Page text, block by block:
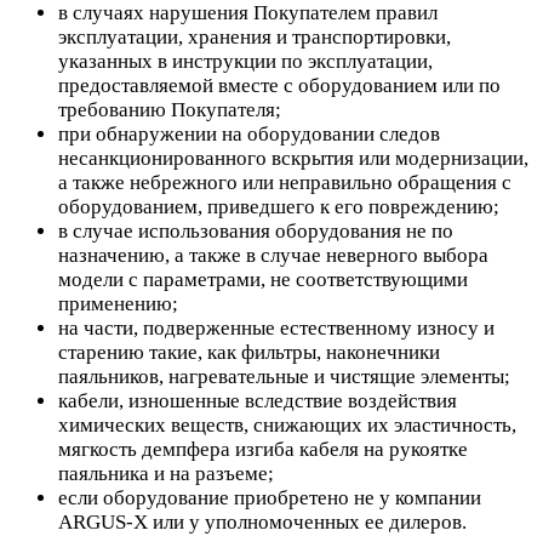
в случаях нарушения Покупателем правил
эксплуатации, хранения и транспортировки,
указанных в инструкции по эксплуатации,
предоставляемой вместе с оборудованием или по
требованию Покупателя;
при обнаружении на оборудовании следов
несанкционированного вскрытия или модернизации,
а также небрежного или неправильно обращения с
оборудованием, приведшего к его повреждению;
в случае использования оборудования не по
назначению, а также в случае неверного выбора
модели с параметрами, не соответствующими
применению;
на части, подверженные естественному износу и
старению такие, как фильтры, наконечники
паяльников, нагревательные и чистящие элементы;
кабели, изношенные вследствие воздействия
химических веществ, снижающих их эластичность,
мягкость демпфера изгиба кабеля на рукоятке
паяльника и на разъеме;
если оборудование приобретено не у компании
ARGUS-X или у уполномоченных ее дилеров.